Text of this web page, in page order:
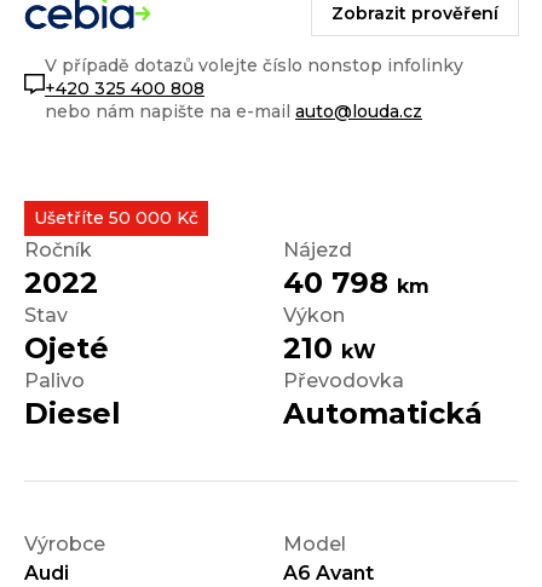
Ušetříte 50 000 Kč
Ročník
2022
Nájezd
40 798 km
Stav
Ojeté
Výkon
210 kW
Palivo
Diesel
Převodovka
Automatická
Výrobce
Audi
Model
A6 Avant
Zobrazit prověření
V případě dotazů volejte číslo nonstop infolinky
+420 325 400 808
nebo nám napište na e-mail auto@louda.cz